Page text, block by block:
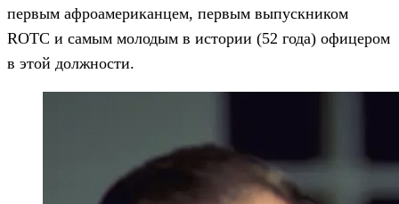
первым афроамериканцем, первым выпускником
ROTC и самым молодым в истории (52 года) офицером
в этой должности.